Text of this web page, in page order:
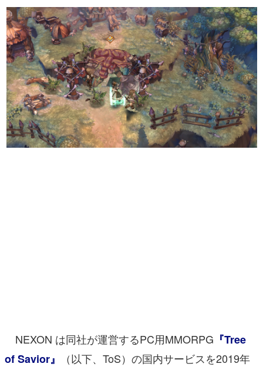
ゲーム世代の作家たち
ゲームに多大な影響を受けた作家さんに取材し、ゲームが
日本のコンテンツ産業やカルチャーに与えた影響を探る企
画です。
日本モバイルゲーム産業史
日本のモバイルゲーム史における主要なトピック・タイト
ルを網羅するほか、開発者へのインタビューや識者による
解説を掲載。約20年の歴史が一望できる決定版！
若ゲのいたり〜ゲームクリエイターの青春〜
『うつヌケ』『ペンと箸』等で知られるマンガ家・田中圭
一先生によるゲーム業界レポートマンガです。
アプリレビュー
NEXON は同社が運営するPC用MMORPG 『Tree
of Savior』
（以下、ToS）の国内サービスを2019年